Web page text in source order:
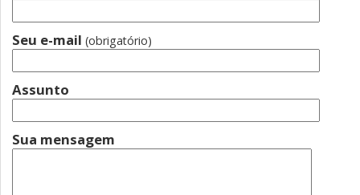
Seu e-mail (obrigatório)
Assunto
Sua mensagem